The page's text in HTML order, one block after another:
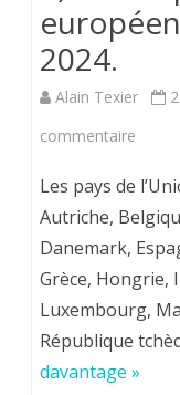
2024.
Alain Texier
commentaire
Les
27
pays
l’Union
Les pays de
Autriche,
Danemark,
Grèce, Hongrie,
Luxembourg,
République
davantage »